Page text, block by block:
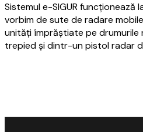
Sistemul e-SIGUR funcţionează
vorbim de sute de radare
unităţi împrăştiate pe
trepied şi dintr-un pistol radar